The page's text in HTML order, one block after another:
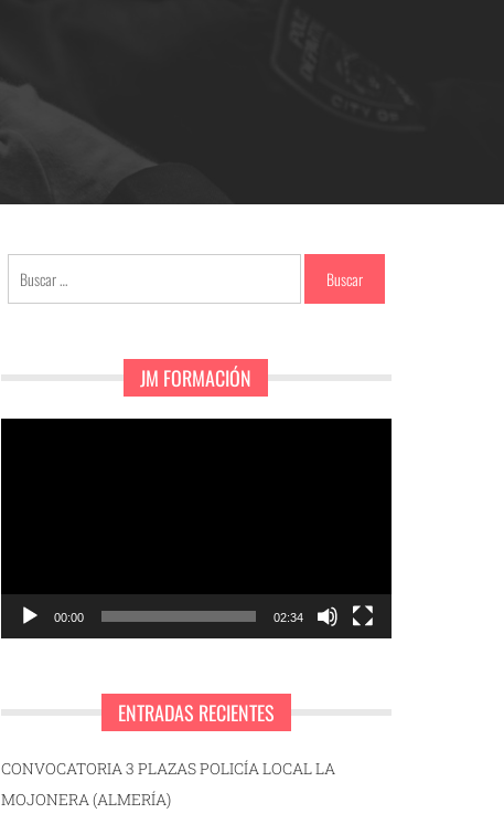
Buscar:
JM FORMACIÓN
00:00 02:34
ENTRADAS RECIENTES
CONVOCATORIA 3 PLAZAS POLICÍA LOCAL LA
MOJONERA (ALMERÍA)